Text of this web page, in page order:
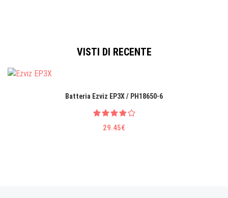
VISTI DI RECENTE
Batteria Ezviz EP3X / PH18650-6
29.45€